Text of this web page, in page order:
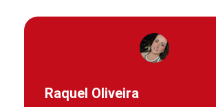
Raquel Oliveira